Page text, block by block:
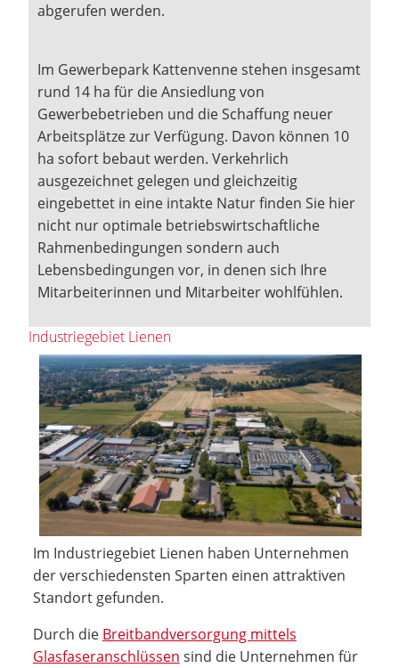
abgerufen werden.
Im Gewerbepark Kattenvenne stehen insgesamt
rund 14 ha für die Ansiedlung von
Gewerbebetrieben und die Schaffung neuer
Arbeitsplätze zur Verfügung. Davon können 10
ha sofort bebaut werden. Verkehrlich
ausgezeichnet gelegen und gleichzeitig
eingebettet in eine intakte Natur finden Sie hier
nicht nur optimale betriebswirtschaftliche
Rahmenbedingungen sondern auch
Lebensbedingungen vor, in denen sich Ihre
Mitarbeiterinnen und Mitarbeiter wohlfühlen.
Industriegebiet Lienen
Im Industriegebiet Lienen haben Unternehmen
der verschiedensten Sparten einen attraktiven
Standort gefunden.
Durch die Breitbandversorgung mittels
Glasfaseranschlüssen sind die Unternehmen für